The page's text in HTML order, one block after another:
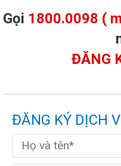
Gọi 1800.0098 (
ĐĂNG
ĐĂNG KÝ DỊCH